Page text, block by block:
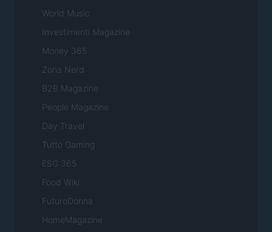
World Music
Investimenti Magazine
Money 365
Zona Nerd
B2B Magazine
People Magazine
Day Travel
Tutto Gaming
ESG 365
Food Wiki
FuturoDonna
HomeMagazine